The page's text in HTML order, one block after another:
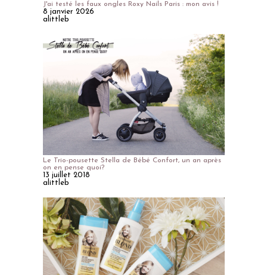
J'ai testé les faux ongles Roxy Nails Paris : mon avis !
8 janvier 2026
alittleb
Le Trio-pousette Stella de Bébé Confort, un an après
on en pense quoi?
13 juillet 2018
alittleb